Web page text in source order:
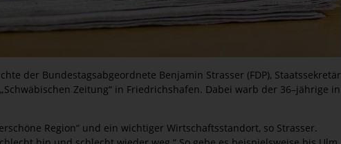
der Bundestagsabgeordnete Benjamin Strasser (FDP), Staatssekretär
Zeitung“ in Friedrichshafen. Dabei warb der 36–jährige in
Region“ und ein wichtiger Wirtschaftsstandort, so Strasser.